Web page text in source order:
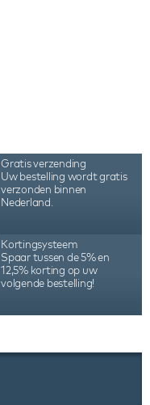
Gratis verzending
Uw bestelling wordt gratis
verzonden binnen
Nederland.
Kortingsysteem
Spaar tussen de 5% en
12,5% korting op uw
volgende bestelling!